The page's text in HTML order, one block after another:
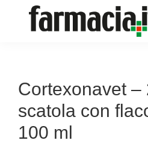
sul
mondo
della
farmacia
Cortexonavet –
scatola con
100 ml